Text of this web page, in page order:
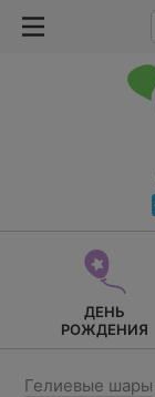
ДЕНЬ
РОЖДЕНИЯ
Гелиевые шары